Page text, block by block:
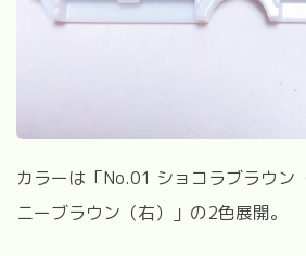
カラーは「No.01 ショコラブラウン
ニーブラウン（右）」の2色展開。